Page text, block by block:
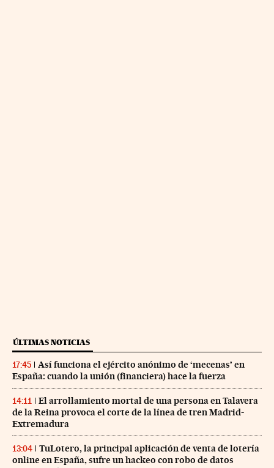
ÚLTIMAS NOTICIAS
17:45
Así funciona el ejército anónimo de ‘mecenas’ en
España: cuando la unión (financiera) hace la fuerza
14:11
El arrollamiento mortal de una persona en Talavera
de la Reina provoca el corte de la línea de tren Madrid-
Extremadura
13:04
TuLotero, la principal aplicación de venta de lotería
online en España, sufre un hackeo con robo de datos